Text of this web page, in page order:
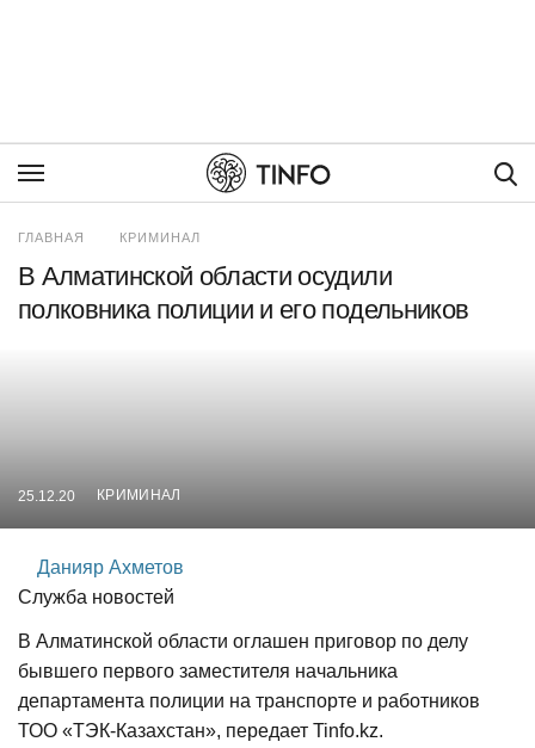
ГЛАВНАЯ КРИМИНАЛ
В Алматинской области осудили
полковника полиции и его подельников
25.12.20 КРИМИНАЛ
Данияр Ахметов
Служба новостей
В Алматинской области оглашен приговор по делу
бывшего первого заместителя начальника
департамента полиции на транспорте и работников
ТОО «ТЭК-Казахстан», передает Tinfo.kz.